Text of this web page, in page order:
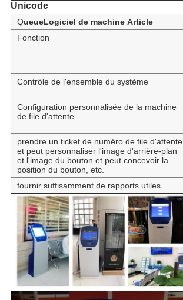
Unicode
QueueLogiciel de machine Article
Fonction
Contrôle de l'ensemble du système
Configuration personnalisée de la machine
de file d'attente
prendre un ticket de numéro de file d'attente
et peut personnaliser l'image d'arrière-plan
et l'image du bouton et peut concevoir la
position du bouton, etc.
fournir suffisamment de rapports utiles